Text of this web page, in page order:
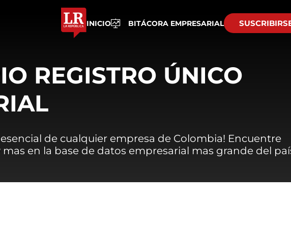
INICIO BITÁCORA EMPRESARIAL
REGISTRO ÚNICO
de cualquier empresa de Colombia! Encuentre
mas en la base de datos empresarial mas grande del